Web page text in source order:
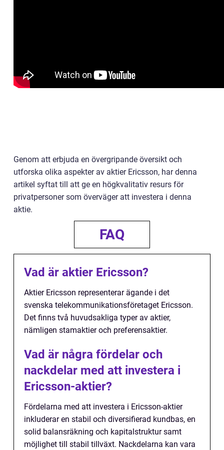
Genom att erbjuda en övergripande översikt och
utforska olika aspekter av aktier Ericsson, har denna
artikel syftat till att ge en högkvalitativ resurs för
privatpersoner som överväger att investera i denna
aktie.
FAQ
Vad är aktier Ericsson?
Aktier Ericsson representerar ägande i det
svenska telekommunikationsföretaget Ericsson.
Det finns två huvudsakliga typer av aktier,
nämligen stamaktier och preferensaktier.
Vad är några fördelar och
nackdelar med att investera i
Ericsson-aktier?
Fördelarna med att investera i Ericsson-aktier
inkluderar en stabil och diversifierad kundbas, en
solid balansräkning och kapitalstruktur samt
möjlighet till stabil tillväxt. Nackdelarna kan vara